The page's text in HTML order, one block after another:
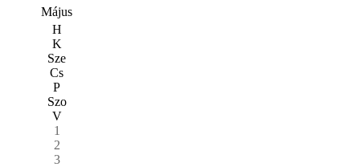
Május
H
K
Sze
Cs
P
Szo
V
1
2
3